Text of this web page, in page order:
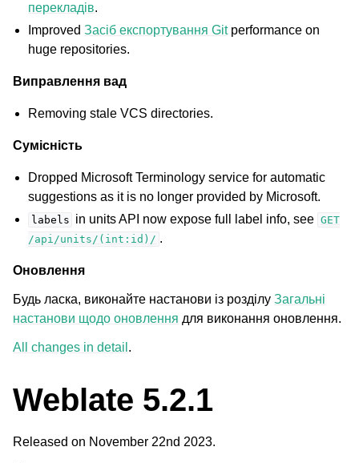
перекладів.
ImprovedЗасіб експортування Gitperformance on
huge repositories.
Виправлення вад
Removing stale VCS directories.
Сумісність
Dropped Microsoft Terminology service for automatic
suggestions as it is no longer provided by Microsoft.
labels in units API now expose full label info, see GET
/api/units/(int:id)/ .
Оновлення
Будь ласка, виконайте настанови із розділу Загальні
настанови щодо оновлення для виконання оновлення.
All changes in detail .
Weblate 5.2.1
Released on November 22nd 2023.